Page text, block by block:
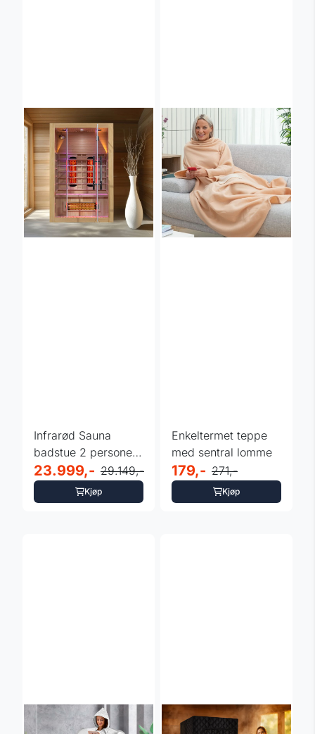
Infrarød Sauna
badstue 2 personer
- InSPORTline 200
23.999,- 29.149,-
Kjøp
Enkeltermet teppe
med sentral lomme
179,- 271,-
Kjøp